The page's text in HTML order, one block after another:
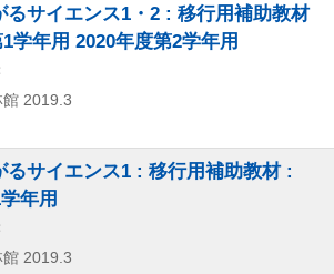
るサイエンス1・2 : 移行用補助教材
学年用 2020年度第2学年用
館 2019.3
るサイエンス1 : 移行用補助教材 :
年用
館 2019.3